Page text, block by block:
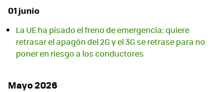
01 junio
La UE ha pisado el freno de emergencia: quiere
retrasar el apagón del 2G y el 3G se retrase para no
poner en riesgo a los conductores
Mayo 2026